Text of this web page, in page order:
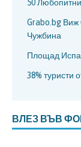
50
Grabo.bg Виж
Чужбина
Площад
38% туристи
ВЛЕЗ ВЪВ